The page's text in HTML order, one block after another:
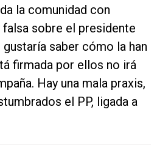
la comunidad con
sobre el presidente
saber cómo la han
firmada por ellos no irá
Hay una mala praxis,
el PP, ligada a